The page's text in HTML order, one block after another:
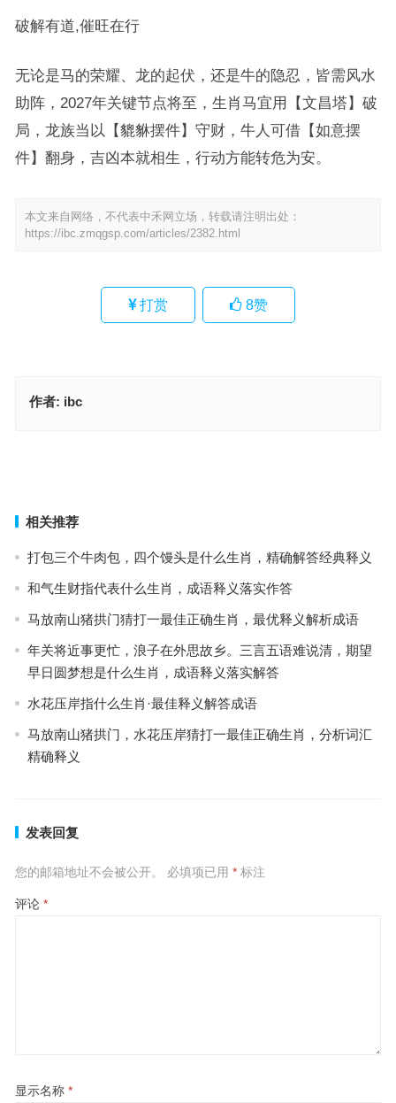
破解有道,催旺在行
无论是马的荣耀、龙的起伏，还是牛的隐忍，皆需风水
助阵，2027年关键节点将至，生肖马宜用【文昌塔】破
局，龙族当以【貔貅摆件】守财，牛人可借【如意摆
件】翻身，吉凶本就相生，行动方能转危为安。
本文来自网络，不代表中禾网立场，转载请注明出处：
https://ibc.zmqgsp.com/articles/2382.html
打赏 8赞
作者: ibc
相关推荐
打包三个牛肉包，四个馒头是什么生肖，精确解答经典释义
和气生财指代表什么生肖，成语释义落实作答
马放南山猪拱门猜打一最佳正确生肖，最优释义解析成语
年关将近事更忙，浪子在外思故乡。三言五语难说清，期望
早日圆梦想是什么生肖，成语释义落实解答
水花压岸指什么生肖·最佳释义解答成语
马放南山猪拱门，水花压岸猜打一最佳正确生肖，分析词汇
精确释义
发表回复
您的邮箱地址不会被公开。 必填项已用 *标注
评论 *
显示名称 *